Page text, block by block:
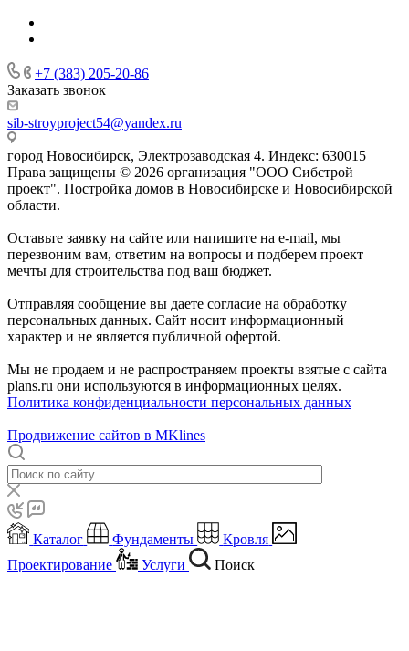
+7 (383) 205-20-86
Заказать звонок
sib-stroyproject54@yandex.ru
город Новосибирск, Электрозаводская 4. Индекс: 630015
Права защищены © 2026 организация "ООО Сибстрой
проект". Постройка домов в Новосибирске и Новосибирской
области.
Оставьте заявку на сайте или напишите на e-mail, мы
перезвоним вам, ответим на вопросы и подберем проект
мечты для строительства под ваш бюджет.
Отправляя сообщение вы даете согласие на обработку
персональных данных. Сайт носит информационный
характер и не является публичной офертой.
Мы не продаем и не распространяем проекты взятые с сайта
plans.ru они используются в информационных целях.
Политика конфиденциальности персональных данных
Продвижение сайтов в MKlines
Каталог Фундаменты
Кровля
Проектирование
Услуги Поиск